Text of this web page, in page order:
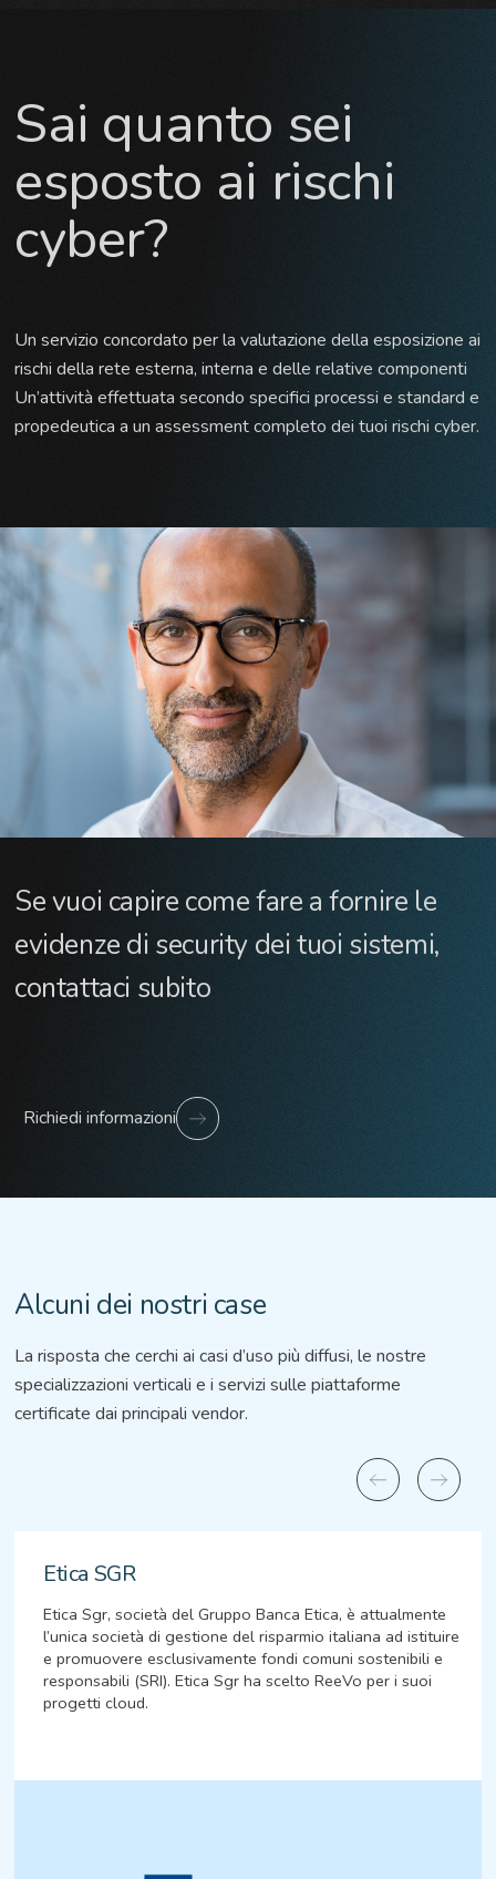
Sai quanto sei
esposto ai rischi
cyber?
Un servizio concordato per la valutazione della esposizione ai
rischi della rete esterna, interna e delle relative componenti
Un’attività effettuata secondo specifici processi e standard e
propedeutica a un assessment completo dei tuoi rischi cyber.
Se vuoi capire come fare a fornire le
evidenze di security dei tuoi sistemi,
contattaci subito
Richiedi informazioni
Alcuni dei nostri case
La risposta che cerchi ai casi d’uso più diffusi, le nostre
specializzazioni verticali e i servizi sulle piattaforme
certificate dai principali vendor.
Etica SGR
Etica Sgr, società del Gruppo Banca Etica, è attualmente
l’unica società di gestione del risparmio italiana ad istituire
e promuovere esclusivamente fondi comuni sostenibili e
responsabili (SRI). Etica Sgr ha scelto ReeVo per i suoi
progetti cloud.